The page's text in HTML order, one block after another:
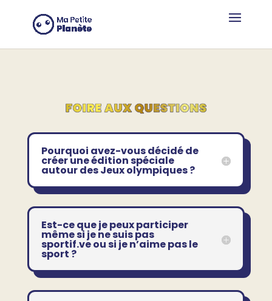
Pourquoi avez-vous décidé de
créer une édition spéciale
autour des Jeux olympiques ?
Est-ce que je peux participer
même si je ne suis pas
sportif.ve ou si je n’aime pas le
sport ?